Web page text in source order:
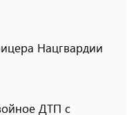
Нацгвардии
ДТП с